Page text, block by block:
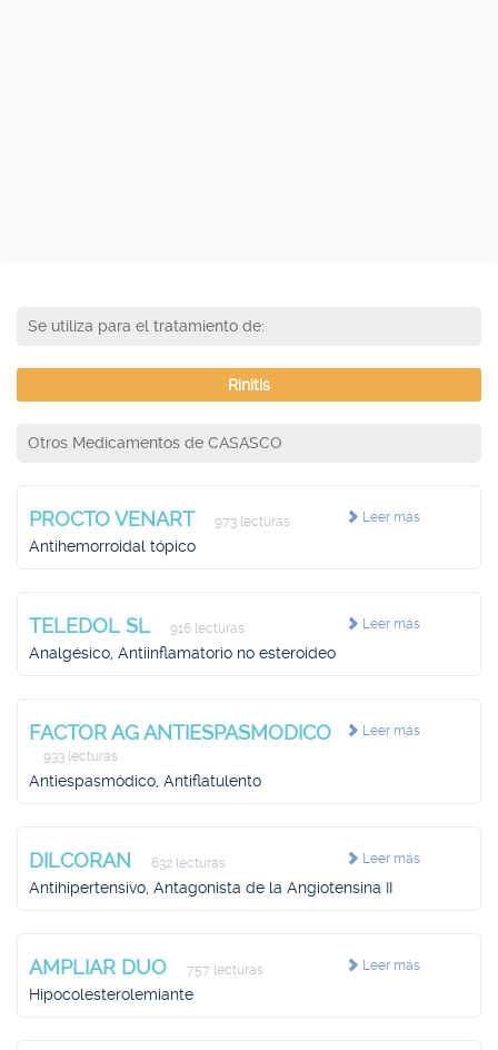
Se utiliza para el tratamiento de:
Rinitis
Otros Medicamentos de CASASCO
Leer más
PROCTO VENART 973 lecturas
Antihemorroidal tópico
Leer más
TELEDOL SL 916 lecturas
Analgésico, Antiinflamatorio no esteroideo
Leer más
FACTOR AG ANTIESPASMODICO
933 lecturas
Antiespasmódico, Antiflatulento
Leer más
DILCORAN 632 lecturas
Antihipertensivo, Antagonista de la Angiotensina II
Leer más
AMPLIAR DUO 757 lecturas
Hipocolesterolemiante